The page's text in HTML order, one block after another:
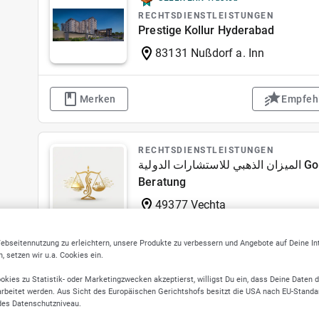
RECHTSDIENSTLEISTUNGEN
Prestige Kollur Hyderabad
83131 Nußdorf a. Inn
Merken
RECHTSDIENSTLEISTUNGEN
الميزان الذهبي للاستشارات الدولية Goldene Waage für Internationale
Beratung
49377 Vechta
Merken
zu erleichtern, unsere Produkte zu verbessern und Angebote auf Deine
setzen wir u.a. Cookies ein.
zu Statistik- oder Marketingzwecken akzeptierst, willigst Du ein, dass Deine Daten
werden. Aus Sicht des Europäischen Gerichtshofs besitzt die USA nach EU-
Datenschutzniveau.